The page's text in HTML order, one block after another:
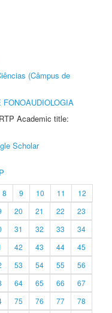
(Câmpus de
FONOAUDIOLOGIA
Academic title:
Scholar
8 9 10 11
12
20 21 22
23
31 32 33
34
42 43 44
45
53 54 55
56
64 65 66
67
75 76 77
78